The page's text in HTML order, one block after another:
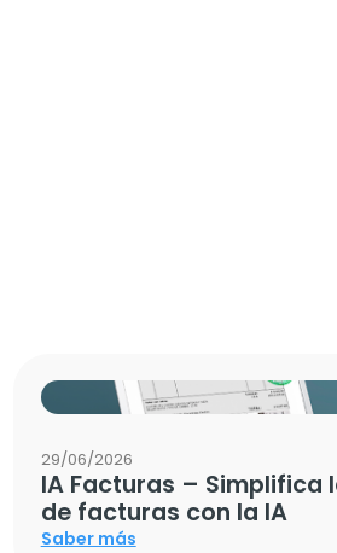
29/06/2026
IA Facturas – Simplifica
de facturas con la IA
Saber más